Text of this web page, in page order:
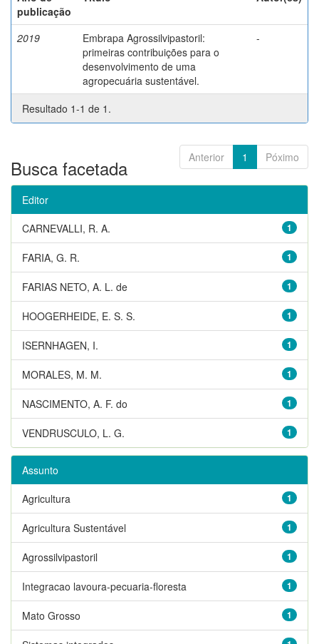
publicação
2019
Embrapa Agrossilvipastoril:
primeiras contribuições para o
desenvolvimento de uma
agropecuária sustentável.
-
Resultado 1-1 de 1.
Anterior 1 Póximo
Busca facetada
Editor
1
CARNEVALLI, R. A.
1
FARIA, G. R.
1
FARIAS NETO, A. L. de
1
HOOGERHEIDE, E. S. S.
1
ISERNHAGEN, I.
1
MORALES, M. M.
1
NASCIMENTO, A. F. do
1
VENDRUSCULO, L. G.
Assunto
1
Agricultura
1
Agricultura Sustentável
1
Agrossilvipastoril
1
Integracao lavoura-pecuaria-floresta
1
Mato Grosso